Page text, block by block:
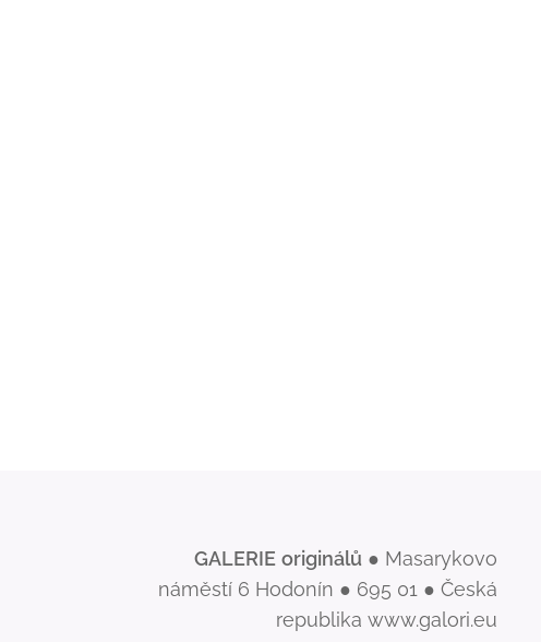
GALERIE originálů ● Masarykovo
náměstí 6 Hodonín ● 695 01 ● Česká
republika www.galori.eu